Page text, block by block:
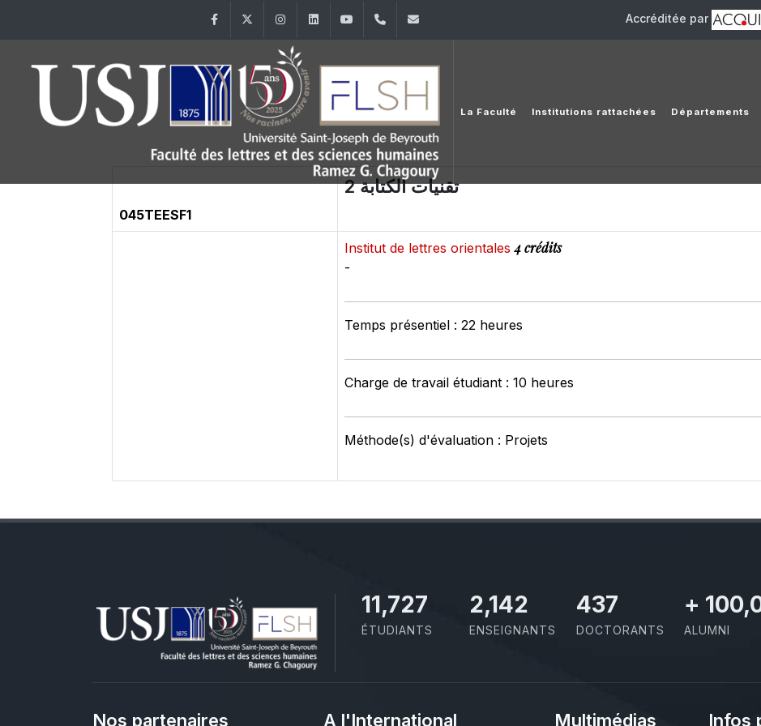
FacebookTwitter InstagramLinkedInYouTube+961 (1) 421 000 Accréditée par
La Faculté Institutions rattachées Départements
045TEESF1
تقنيات الكتابة 2
Institut de lettres orientales4 crédits
-
Temps présentiel : 22 heures
Charge de travail étudiant : 10 heures
Méthode(s) d'évaluation : Projets
11,727
ÉTUDIANTS
2,142
ENSEIGNANTS
437
DOCTORANTS
+
ALUMNI
Nos partenaires A l'International Multimédias Infos